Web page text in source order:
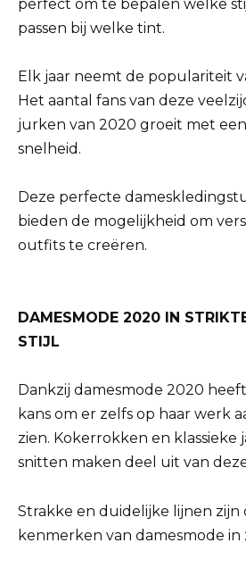
perfect om te bepalen welke
passen bij welke tint.
Elk jaar neemt de populariteit
Het aantal fans van deze
jurken van 2020 groeit met
snelheid.
Deze perfecte
bieden de mogelijkheid om
outfits te creëren.
DAMESMODE 2020 IN
STIJL
Dankzij damesmode 2020
kans om er zelfs op haar werk
zien. Kokerrokken en klassieke
snitten maken deel uit van
Strakke en duidelijke lijnen zijn
kenmerken van damesmode in